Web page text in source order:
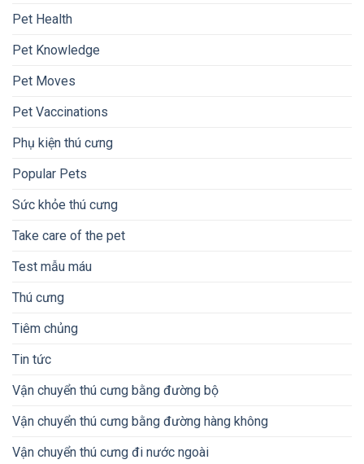
Pet Health
Pet Knowledge
Pet Moves
Pet Vaccinations
Phụ kiện thú cưng
Popular Pets
Sức khỏe thú cưng
Take care of the pet
Test mẫu máu
Thú cưng
Tiêm chủng
Tin tức
Vận chuyển thú cưng bằng đường bộ
Vận chuyển thú cưng bằng đường hàng không
Vận chuyển thú cưng đi nước ngoài